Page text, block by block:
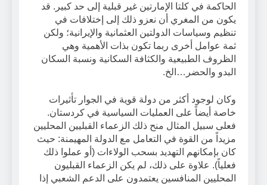
الحاكمة في كلتا الإمارتين غير قبلية إلى حد كبير. قد
يكون من المغري أن نعزو ذلك إلى إختلافات في
تنظيم وسياسات الدولتين العثمانية والإيرانية؛ ولكن
ثمة عوامل أخرى ربما تكون بذات الأهمية وهي
الظروف الطبيعية والكثافة السكانية ونسبة السكان
البدو والحضر…الخ.
وكان لوجود أكثر من دولة قوية في الجوار تأثيرات
خاصة أيضاً على العمليات السياسية في كردستان.
فعلى سبيل المثال منح ذلك الزعماء القبليين المحليين
مزيداً من القوة في التعامل مع الدولة المهيمنة: حيث
كان بإمكانهم التهديد بسحب الولاءات (أو عملوا ذلك
فعلياً). علاوة على ذلك، لم يكن الزعماء القبليون
المحليين المنافسين يعتمدون على الدعم الشعبي إذا